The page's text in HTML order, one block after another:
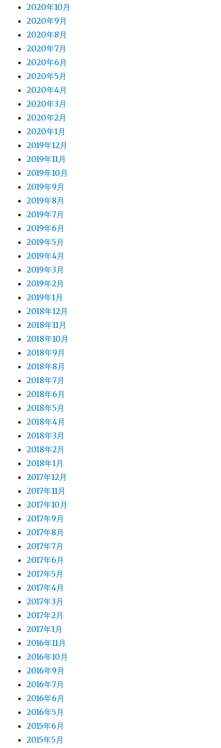
2020年10月
2020年9月
2020年8月
2020年7月
2020年6月
2020年5月
2020年4月
2020年3月
2020年2月
2020年1月
2019年12月
2019年11月
2019年10月
2019年9月
2019年8月
2019年7月
2019年6月
2019年5月
2019年4月
2019年3月
2019年2月
2019年1月
2018年12月
2018年11月
2018年10月
2018年9月
2018年8月
2018年7月
2018年6月
2018年5月
2018年4月
2018年3月
2018年2月
2018年1月
2017年12月
2017年11月
2017年10月
2017年9月
2017年8月
2017年7月
2017年6月
2017年5月
2017年4月
2017年3月
2017年2月
2017年1月
2016年11月
2016年10月
2016年9月
2016年7月
2016年6月
2016年5月
2015年6月
2015年5月